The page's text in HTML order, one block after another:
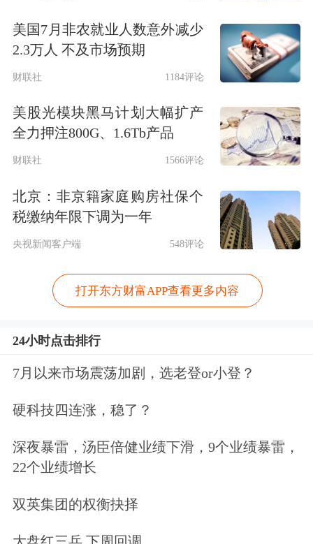
反映市场需求的新订单指数为50.8%，
自今年5月份以来首次升至扩张区间；
到今年5月份以来的高点。这两个分项
指标分别比上月上升0.8个和0.4个百分
增强。二是中小企业景气度改善。中型
企业PMI为50%，较上月上升0.6个百分
到荣枯线；小型企业PMI为49.1%，虽
个百分点，生产指数升至51%以上。
数据则体现的是支撑企业持续发展
的“元气”。从工业企业利润数据看，10
月份规模以上工业企业利润同比下降
10%，降幅较9月份大幅收窄17.1个百分
点，超六成行业盈利较上月好转，装备
美国7月非农就业人数意外减少
2.3万人 不及市场预期
财联社 1184评论
美股光模块黑马计划大幅扩产
全力押注800G、1.6Tb产品
财联社 1566评论
北京：非京籍家庭购房社保个
税缴纳年限下调为一年
央视新闻客户端 548评论
打开东方财富APP查看更多内容
24小时点击排行
7月以来市场震荡加剧，选老登or小登？
硬科技四连涨，稳了？
深夜暴雷，汤臣倍健业绩下滑，9个业绩暴雷，
22个业绩增长
双英集团的权衡抉择